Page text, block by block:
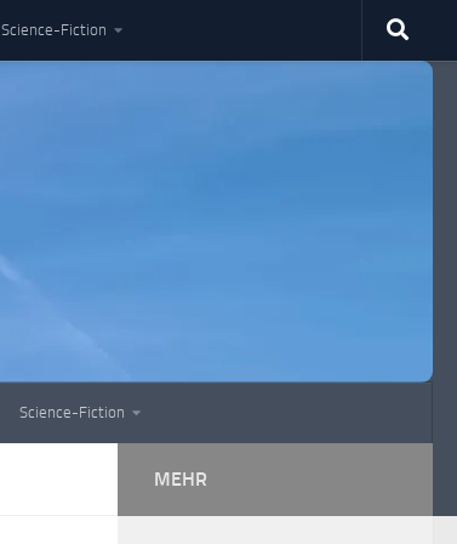
Science-Fiction
Science-Fiction
MEHR